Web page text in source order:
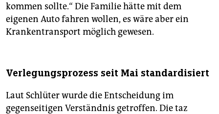
kommen sollte.“ Die Familie hätte mit dem
eigenen Auto fahren wollen, es wäre aber ein
Krankentransport möglich gewesen.
Verlegungsprozess seit Mai standardisiert
Laut Schlüter wurde die Entscheidung im
gegenseitigen Verständnis getroffen. Die taz